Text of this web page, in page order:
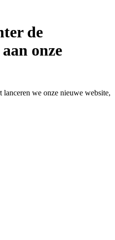
de
onze
we onze nieuwe website,